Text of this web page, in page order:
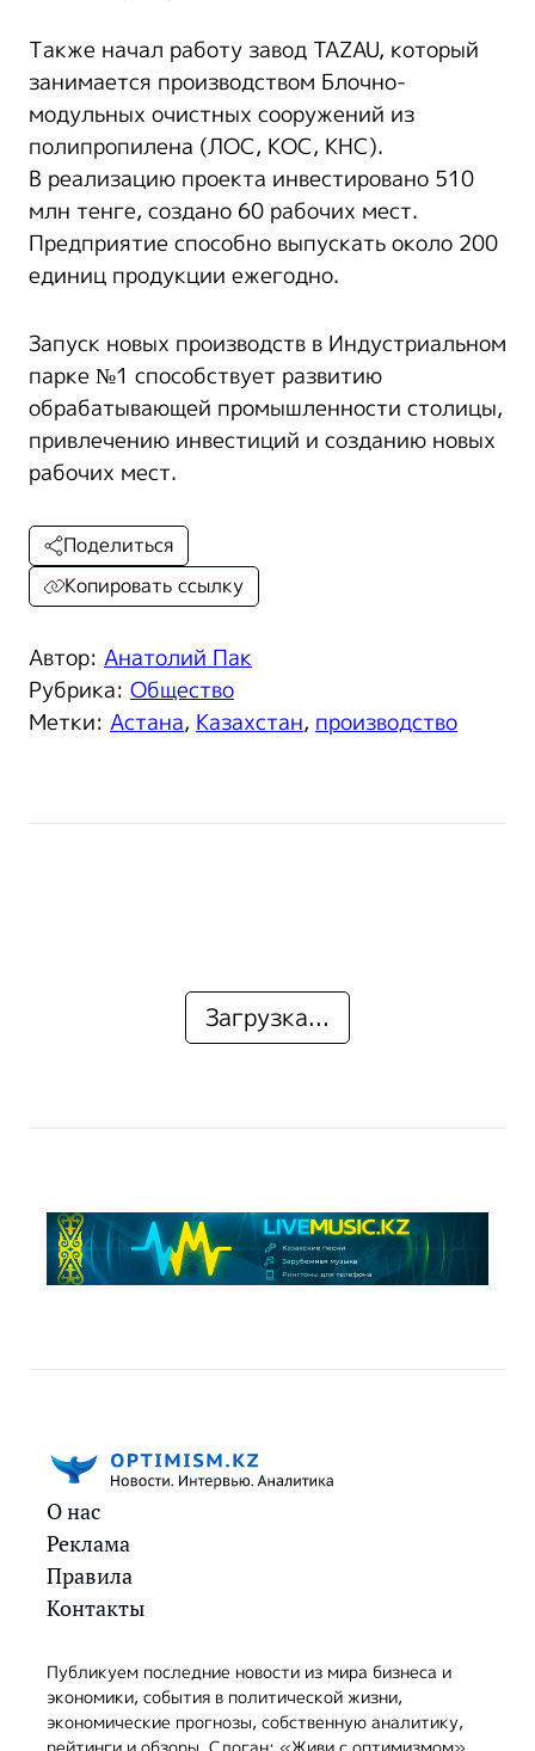
Также начал работу завод TAZAU, который
занимается производством Блочно-
модульных очистных сооружений из
полипропилена (ЛОС, КОС, КНС).
В реализацию проекта инвестировано 510
млн тенге, создано 60 рабочих мест.
Предприятие способно выпускать около 200
единиц продукции ежегодно.
Запуск новых производств в Индустриальном
парке №1 способствует развитию
обрабатывающей промышленности столицы,
привлечению инвестиций и созданию новых
рабочих мест.
Автор: Анатолий Пак
Рубрика: Общество
Метки: Астана, Казахстан, производство
Поделиться
Копировать ссылку
Загрузка...
О нас
Реклама
Правила
Контакты
Публикуем последние новости из мира бизнеса и
экономики, события в политической жизни,
экономические прогнозы, собственную аналитику,